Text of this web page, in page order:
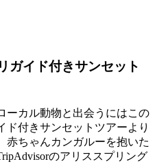
ガイド付きサンセット
ーカル動物と出会うにはこの
ド付きサンセットツアーより
赤ちゃんカンガルーを抱いた
のアリススプリング